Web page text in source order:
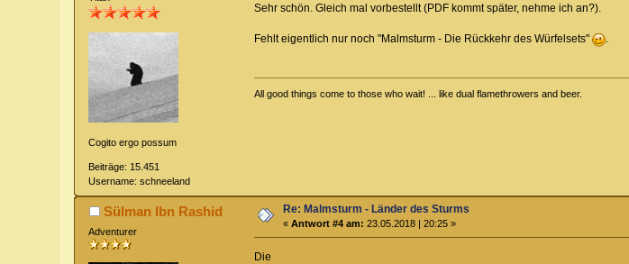
Cogito ergo possum
Beiträge: 15.451
Username: schneeland
Sehr schön. Gleich mal vorbestellt (PDF kommt später, nehme ich an?).
Fehlt eigentlich nur noch "Malmsturm - Die Rückkehr des Würfelsets" .
All good things come to those who wait! ... like dual flamethrowers and beer.
Sülman Ibn Rashid
Adventurer
Re: Malmsturm - Länder des Sturms
«Antwort #4 am: 23.05.2018 | 20:25 »
Die